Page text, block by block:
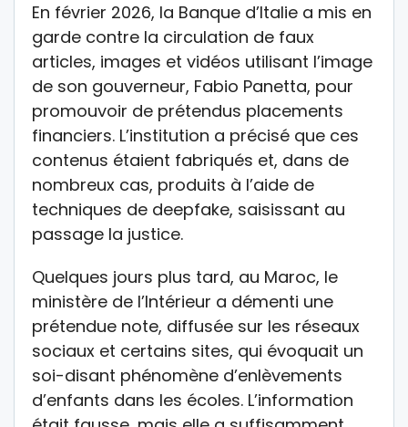
En février 2026, la Banque d’Italie a mis en
garde contre la circulation de faux
articles, images et vidéos utilisant l’image
de son gouverneur, Fabio Panetta, pour
promouvoir de prétendus placements
financiers. L’institution a précisé que ces
contenus étaient fabriqués et, dans de
nombreux cas, produits à l’aide de
techniques de deepfake, saisissant au
passage la justice.
Quelques jours plus tard, au Maroc, le
ministère de l’Intérieur a démenti une
prétendue note, diffusée sur les réseaux
sociaux et certains sites, qui évoquait un
soi-disant phénomène d’enlèvements
d’enfants dans les écoles. L’information